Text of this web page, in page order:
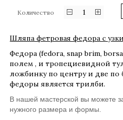
Количество 1
Шляпа фетровая федора с
Федора (fedora, snap brim,
полем , и тропециевидной
ложбинку по центру и две по
федоры является трилби.
В нашей мастерской вы можете
нужного размера и формы.